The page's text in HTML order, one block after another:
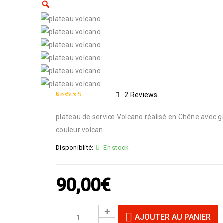
basé surnotations
2 Reviews
plateau de service Volcano réalisé en Chêne avec
couleur volcan.
Disponiblité: En stock
90,00€
AJOUTER AU PANIER